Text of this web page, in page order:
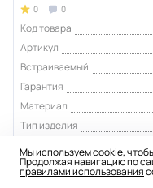
0 0
Код товара
Артикул
Встраиваемый
Гарантия
Материал
Тип изделия
11 704 ₽ шт
Мы используем cookie,
Продолжая навигацию по
правилами использования